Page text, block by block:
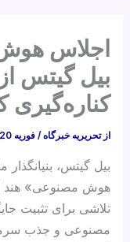
اجلاس
بیل گیتس
کناره‌گیری
از تحریریه خبرگاه/فوریه 20, 2026
بیل گیتس،
هوش مصنوعی» هند
تلاشی برای تثبیت
مصنوعی و جذب